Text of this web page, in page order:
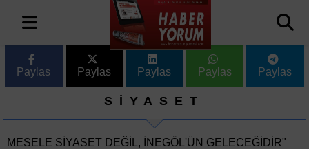
Paylas Paylas Paylas Paylas Paylas
SİYASET
MESELE SİYASET DEĞİL, İNEGÖL'ÜN GELECEĞİDİR"